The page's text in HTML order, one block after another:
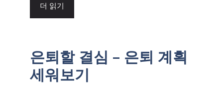
더 읽기
은퇴할 결심 – 은퇴 계획
세워보기